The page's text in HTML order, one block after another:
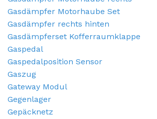
Gasdämpfer Motorhaube Set
Gasdämpfer rechts hinten
Gasdämpferset Kofferraumklappe
Gaspedal
Gaspedalposition Sensor
Gaszug
Gateway Modul
Gegenlager
Gepäcknetz